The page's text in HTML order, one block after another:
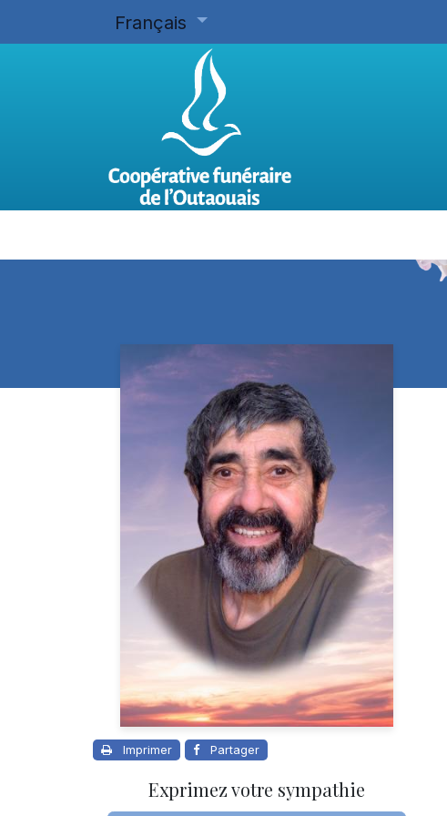
Français
Imprimer Partager
Exprimez votre sympathie